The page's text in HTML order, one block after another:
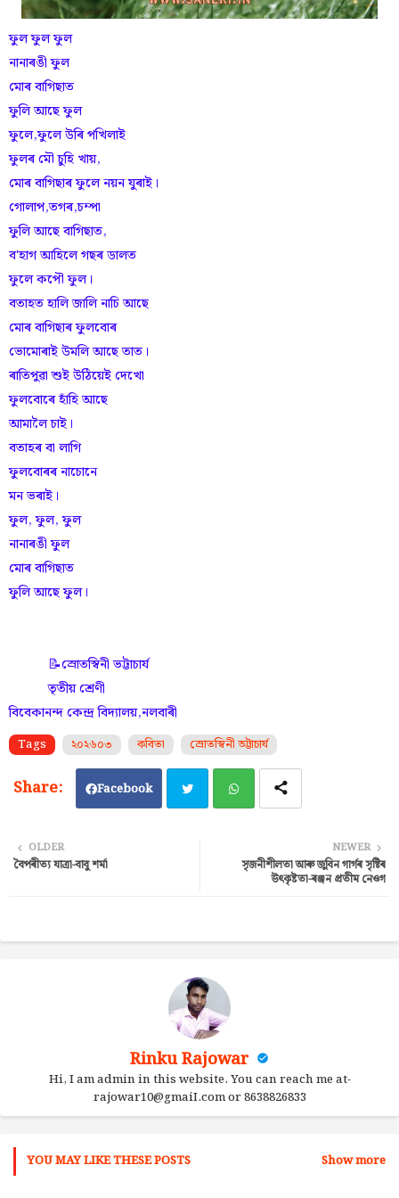
ফুল ফুল ফুল
নানাৰঙী ফুল
মোৰ বাগিছাত
ফুলি আছে ফুল
ফুলে,ফুলে উৰি পখিলাই
ফুলৰ মৌ চুহি খায়,
মোৰ বাগিছাৰ ফুলে নয়ন যুৰাই।
গোলাপ,তগৰ,চম্পা
ফুলি আছে বাগিছাত,
ব'হাগ আহিলে গছৰ ডালত
ফুলে কপৌ ফুল।
বতাহত হালি জালি নাচি আছে
মোৰ বাগিছাৰ ফুলবোৰ
ভোমোৰাই উমলি আছে তাত।
ৰাতিপুৱা শুই উঠিয়েই দেখো
ফুলবোৰে হাঁহি আছে
আমালৈ চাই।
বতাহৰ বা লাগি
ফুলবোৰৰ নাচোনে
মন ভৰাই।
ফুল, ফুল, ফুল
নানাৰঙী ফুল
মোৰ বাগিছাত
ফুলি আছে ফুল।
📝স্ৰোতস্বিনী ভট্টাচাৰ্য
তৃতীয় শ্ৰেণী
বিবেকানন্দ কেন্দ্ৰ বিদ্যালয়,নলবাৰী
Tags ২০২৬০৩ কবিতা স্ৰোতস্বিনী ভট্টাচাৰ্য
Facebook
ats
NEWER
সৃজনীশীলতা আৰু জুবিন গাৰ্গৰ সৃষ্টিৰ
উৎকৃষ্টতা-ৰঞ্জন প্ৰতীম নেওগ
OLDER
বৈপৰীত্য যাত্ৰা-বাবু শৰ্মা
Rinku Rajowar
Hi, I am admin in this website. You can reach me at-
rajowar10@gmaiI.com or 8638826833
YOU MAY LIKE THESE POSTS Show more